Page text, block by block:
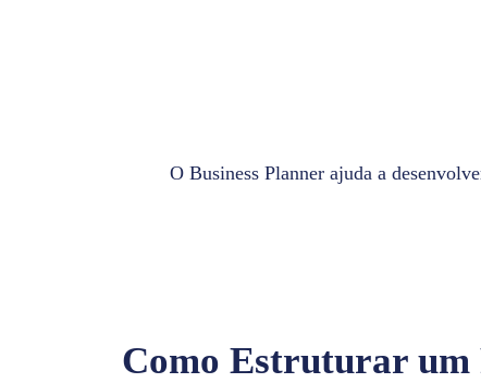
O Business Planner ajuda a
Como Estruturar um